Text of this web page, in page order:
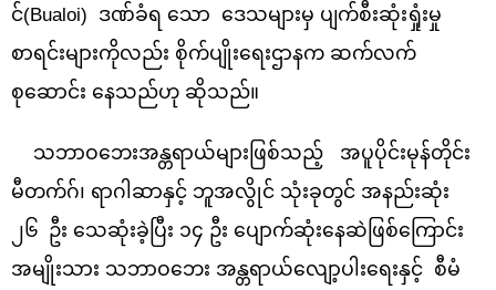
င်(Bualoi) ဒဏ်ခံရ သော ဒေသများမှ ပျက်စီးဆုံးရှုံးမှု
စာရင်းများကိုလည်း စိုက်ပျိုးရေးဌာနက ဆက်လက်
စုဆောင်း နေသည်ဟု ဆိုသည်။
သဘာဝဘေးအန္တရာယ်များဖြစ်သည့် အပူပိုင်းမုန်တိုင်း
မီတက်ဂ်၊ ရာဂါဆာနှင့် ဘူအလွိုင် သုံးခုတွင် အနည်းဆုံး
၂၆ ဦး သေဆုံးခဲ့ပြီး ၁၄ ဦး ပျောက်ဆုံးနေဆဲဖြစ်ကြောင်း
အမျိုးသား သဘာဝဘေး အန္တရာယ်လျော့ပါးရေးနှင့် စီမံ